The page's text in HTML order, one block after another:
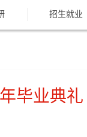
招生就业
毕业典礼